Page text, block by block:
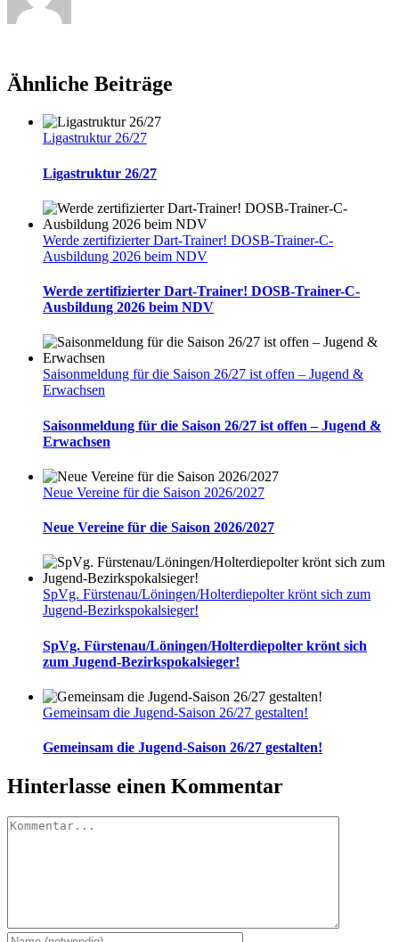
Ähnliche Beiträge
Ligastruktur 26/27
Ligastruktur 26/27
Werde zertifizierter Dart-Trainer! DOSB-Trainer-C-
Ausbildung 2026 beim NDV
Werde zertifizierter Dart-Trainer! DOSB-Trainer-C-
Ausbildung 2026 beim NDV
Saisonmeldung für die Saison 26/27 ist offen – Jugend &
Erwachsen
Saisonmeldung für die Saison 26/27 ist offen – Jugend &
Erwachsen
Neue Vereine für die Saison 2026/2027
Neue Vereine für die Saison 2026/2027
SpVg. Fürstenau/Löningen/Holterdiepolter krönt sich zum
Jugend-Bezirkspokalsieger!
SpVg. Fürstenau/Löningen/Holterdiepolter krönt sich
zum Jugend-Bezirkspokalsieger!
Gemeinsam die Jugend-Saison 26/27 gestalten!
Gemeinsam die Jugend-Saison 26/27 gestalten!
Hinterlasse einen Kommentar
Kommentar